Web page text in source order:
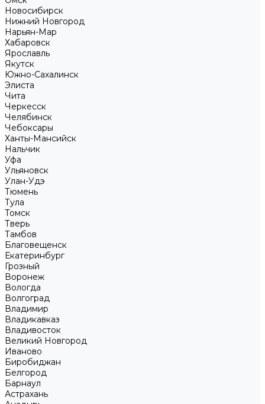
Новосибирск
Нижний Новгород
Нарьян-Мар
Хабаровск
Ярославль
Якутск
Южно-Сахалинск
Элиста
Чита
Черкесск
Челябинск
Чебоксары
Ханты-Мансийск
Нальчик
Уфа
Ульяновск
Улан-Удэ
Тюмень
Тула
Томск
Тверь
Тамбов
Благовещенск
Екатеринбург
Грозный
Воронеж
Вологда
Волгоград
Владимир
Владикавказ
Владивосток
Великий Новгород
Иваново
Биробиджан
Белгород
Барнаул
Астрахань